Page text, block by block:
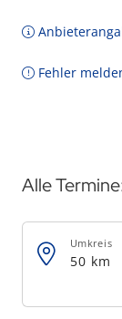
Fehler
Alle
50 km
Umkreis